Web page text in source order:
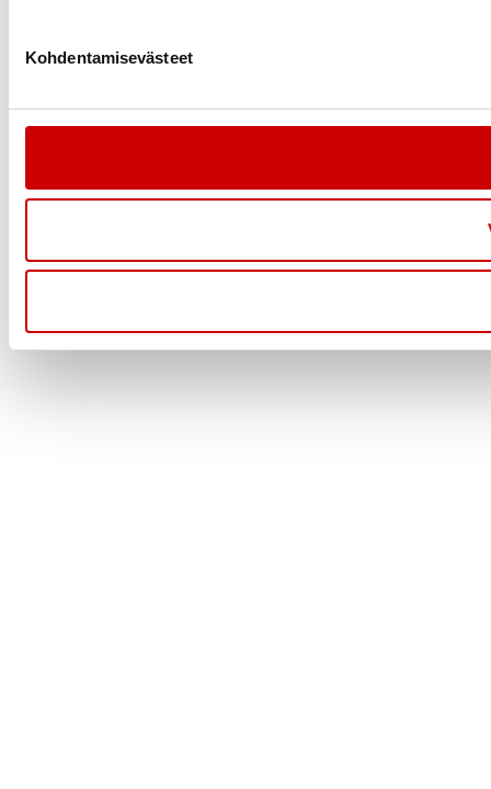
Kohdentamisevästeet